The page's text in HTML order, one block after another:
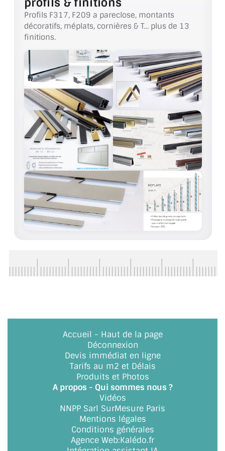
ACCESSOIRES & QUINCAILLERIE
LES FIXATIONS POUR MIROIR
LES PROFILS PAROI DE VERRE
VITRINE EN VERRE
CONNECTEURS ET ASSEMBLAGE DE VERRES
PLATS ET CORNIÈRES
LES CHARNIÈRES DE PORTE EN VERRE
BOUTONS ET POIGNÉES
BARRES DE STABILISATION
FIXATION GARDES CORPS
SYSTÈMES COULISSANTS
LE CATALOGUE ACCESSOIRES
(STROMBINOSCOPE)
ACCESSOIRES EN PROMOTIONS
EXEMPLES, RÉALISATIONS, INSPIRATIONS
COMMENT COUPER DU VERRE ?
Profils F317, F209 a pareclose, montants
décoratifs, méplats, cornières & T… plus de 13
finitions.
Accueil - Haut de la page
Déconnexion
Devis immédiat en ligne
Tarifs au m2 et Délais
Produits et Photos
A propos - Qui sommes nous ?
Vidéos
NNPP Sarl SurMesure Paris
Mentions légales
Conditions générales
Agence Web:Kalédo.fr